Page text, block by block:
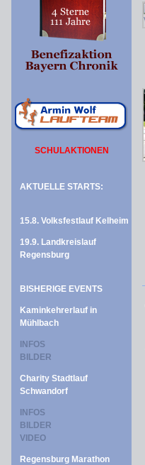
SCHULAKTIONEN
AKTUELLE STARTS:
15.8. Volksfestlauf Kelheim
19.9. Landkreislauf
Regensburg
BISHERIGE EVENTS
Kaminkehrerlauf in
Mühlbach
INFOS
BILDER
Charity Stadtlauf
Schwandorf
INFOS
BILDER
VIDEO
Regensburg Marathon